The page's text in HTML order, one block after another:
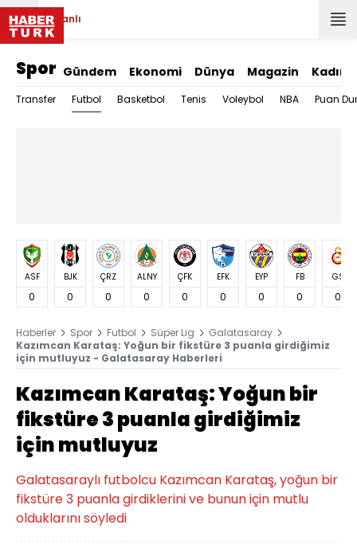
Canlı
Spor Gündem Ekonomi Dünya Magazin Kadın
Transfer Futbol Basketbol Tenis Voleybol NBA Puan
ASF
0
BJK
0
ÇRZ
0
ALNY
0
ÇFK
0
EFK
0
EYP
0
FB
0
GS
0
Haberler Spor Futbol Süper Lig
Galatasaray
Kazımcan Karataş: Yoğun bir fikstüre 3 puanla girdiğimiz
için mutluyuz - Galatasaray Haberleri
Kazımcan Karataş: Yoğun bir
fikstüre 3 puanla girdiğimiz
için mutluyuz
Galatasaraylı futbolcu Kazımcan Karataş, yoğun bir
fikstüre 3 puanla girdiklerini ve bunun için mutlu
olduklarını söyledi